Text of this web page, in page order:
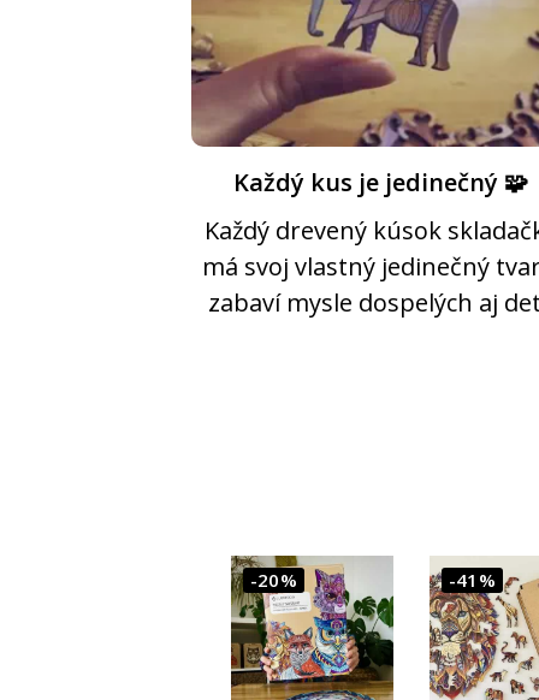
Každý kus je jedinečný 🧩
Každý drevený kúsok
má svoj vlastný jedinečný
zabaví mysle dospelých aj
-20% -41%